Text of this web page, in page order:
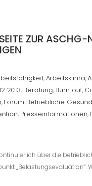
ZUR
,Arbeitsklima,
2013, Beratung, Burn out,
, Forum Betriebliche
, Presseinformationen,
über die
„Belastungsevaluation“.